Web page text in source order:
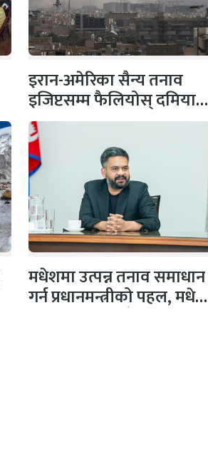
इरान-अमेरिका सैन्य तनाव
इजिप्टसम्म फैलियोस् दमियाता
बन्दरगाहमा दुई ग्यास
ट्याङ्करमा…
मधेशमा उत्पन्न तनाव समाधान
गर्न प्रधानमन्त्रीको पहल, मधेशी
दलका नेताहरूसँग…